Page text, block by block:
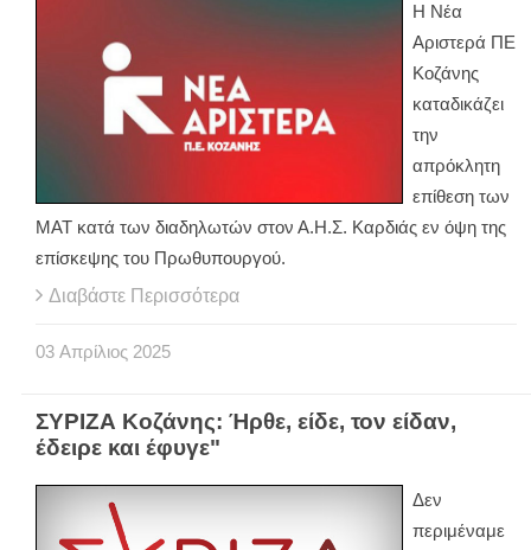
Η Νέα
Αριστερά ΠΕ
Κοζάνης
καταδικάζει
την
απρόκλητη
επίθεση των
ΜΑΤ κατά των διαδηλωτών στον Α.Η.Σ. Καρδιάς εν όψη της
επίσκεψης του Πρωθυπουργού.
Διαβάστε Περισσότερα
03 Απρίλιος 2025
ΣΥΡΙΖΑ Κοζάνης: Ήρθε, είδε, τον είδαν,
έδειρε και έφυγε"
Δεν
περιμέναμε